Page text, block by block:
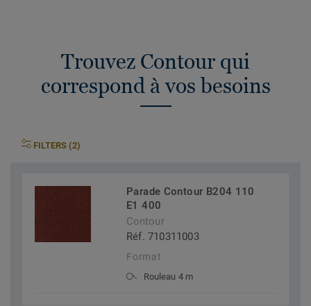
Trouvez Contour qui
correspond à vos besoins
FILTERS (2)
Parade Contour B204 110
E1 400
Contour
Réf. 710311003
Format
Rouleau 4 m